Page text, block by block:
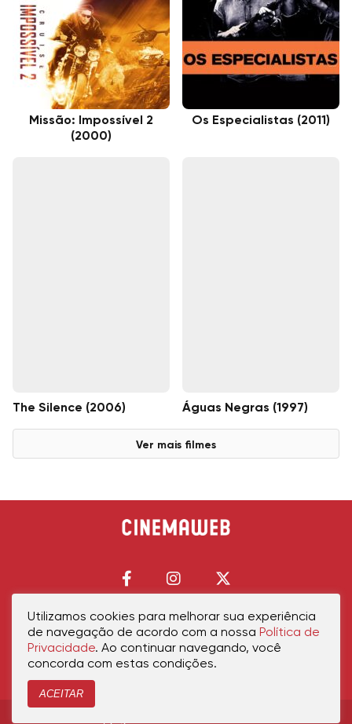
Missão: Impossível 2
(2000)
Os Especialistas (2011)
The Silence (2006) Águas Negras (1997)
Ver mais filmes
Início Política de Privacidade Política de Cookies Contato
Utilizamos cookies para melhorar sua experiência
de navegação de acordo com a nossa Política de
Privacidade. Ao continuar navegando, você
concorda com estas condições.
ACEITAR